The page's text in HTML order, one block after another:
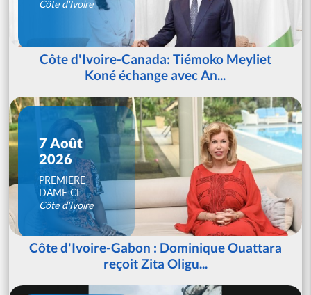
Côte d'Ivoire
Côte d'Ivoire-Canada: Tiémoko Meyliet
Koné échange avec An...
7 Août
2026
PREMIERE
DAME CI
Côte d'Ivoire
Côte d'Ivoire-Gabon : Dominique Ouattara
reçoit Zita Oligu...